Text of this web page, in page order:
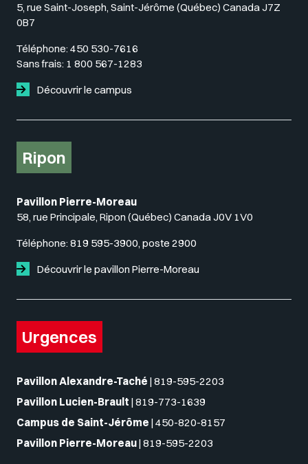
5, rue Saint-Joseph, Saint-Jérôme (Québec) Canada J7Z
0B7
Téléphone: 450 530-7616
Sans frais: 1 800 567-1283
Découvrir le campus
Ripon
Pavillon Pierre-Moreau
58, rue Principale, Ripon (Québec) Canada J0V 1V0
Téléphone: 819 595-3900, poste 2900
Découvrir le pavillon Pierre-Moreau
Urgences
Pavillon Alexandre-Taché | 819-595-2203
Pavillon Lucien-Brault | 819-773-1639
Campus de Saint-Jérôme | 450-820-8157
Pavillon Pierre-Moreau| 819-595-2203